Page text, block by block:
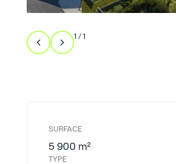
1 /1
SURFACE
5 900 m²​
TYPE